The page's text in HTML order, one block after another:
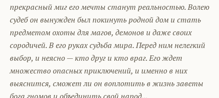
прекрасный миг его мечты станут реальностью. Волею
судеб он вынужден был покинуть родной дом и стать
предметом охоты для магов, демонов и даже своих
сородичей. В его руках судьба мира. Перед ним нелегкий
выбор, и неясно — кто друг и кто враг. Его ждет
множество опасных приключений, и именно в них
выяснится, сможет ли он воплотить в жизнь заветы